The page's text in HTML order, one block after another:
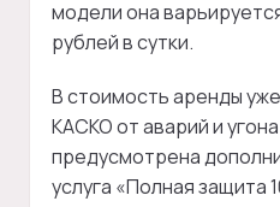
модели она
рублей в сутки.
В стоимость аренды
КАСКО от аварий и
предусмотрена
услуга «Полная защита